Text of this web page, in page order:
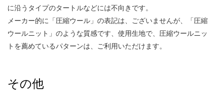
に沿うタイプのタートルなどには不向きです。
メーカー的に「圧縮ウール」の表記は、ございませんが、「圧縮
ウールニット」のような質感です、使用生地で、圧縮ウールニッ
トを薦めているパターンは、ご利用いただけます。
その他